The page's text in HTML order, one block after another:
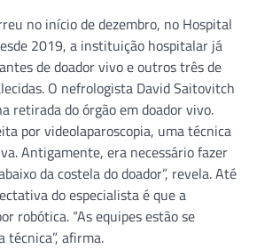
no início de dezembro, no Hospital
2019, a instituição hospitalar já
de doador vivo e outros três de
O nefrologista David Saitovitch
retirada do órgão em doador vivo.
por videolaparoscopia, uma técnica
Antigamente, era necessário fazer
da costela do doador”, revela. Até
do especialista é que a
robótica. “As equipes estão se
técnica”, afirma.